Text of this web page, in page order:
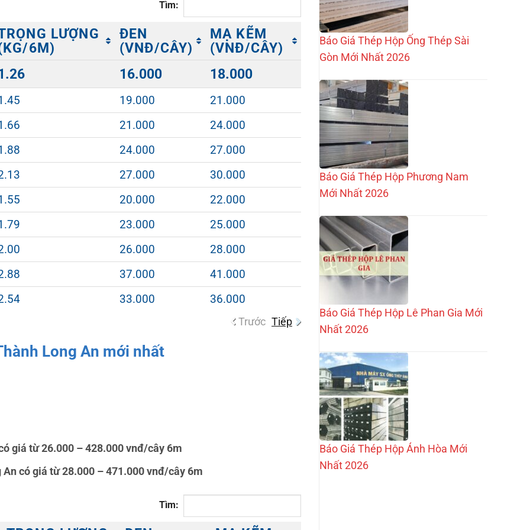
Tìm:
LƯỢNG
6M)
ĐEN
(VNĐ/CÂY)
MẠ KẼM
(VNĐ/CÂY)
LƯỢNG
6M)
ĐEN
(VNĐ/CÂY)
MẠ KẼM
(VNĐ/CÂY)
16.000 18.000
19.000
21.000
21.000
24.000
24.000
27.000
27.000
30.000
20.000
22.000
23.000
25.000
26.000
28.000
37.000
41.000
33.000 36.000
Trước Tiếp
Long An mới nhất
giá từ 26.000 – 428.000 vnđ/cây 6m
có giá từ 28.000 – 471.000 vnđ/cây 6m
Tìm:
Báo Giá Thép Hộp Ống Thép Sài
Gòn Mới Nhất 2026
Báo Giá Thép Hộp Phương Nam
Mới Nhất 2026
Báo Giá Thép Hộp Lê Phan Gia Mới
Nhất 2026
Báo Giá Thép Hộp Ánh Hòa Mới
Nhất 2026